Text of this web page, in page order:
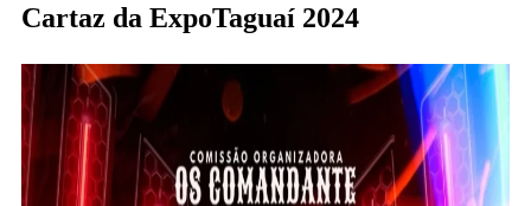
Cartaz da ExpoTaguaí 2024